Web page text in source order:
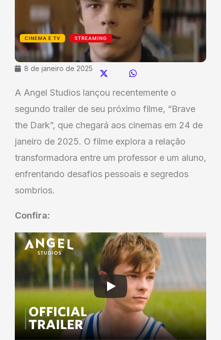
8 de janeiro de 2025
CINEMA E TV STREAMING
A Angel Studios lançou recentemente o
segundo trailer de seu próximo filme, “Brave
the Dark”, que chegará aos cinemas em 24 de
janeiro de 2025. O filme explora a relação
transformadora entre um professor e um aluno,
enfrentando desafios pessoais e segredos
sombrios.
Confira: